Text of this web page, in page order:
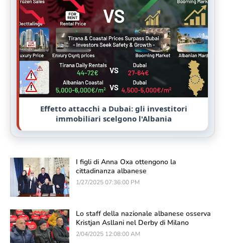
Effetto attacchi a Dubai: gli investitori
immobiliari scelgono l'Albania
I figli di Anna Oxa ottengono la
cittadinanza albanese
1/27/2025 07:36:00 PM
Lo staff della nazionale albanese osserva
Kristjan Asllani nel Derby di Milano
2/04/2025 12:08:00 AM